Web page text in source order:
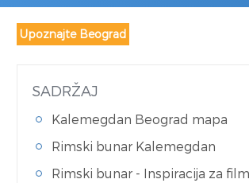
Upoznajte Beograd
SADRŽAJ
Kalemegdan Beograd mapa
Rimski bunar Kalemegdan
Rimski bunar - Inspiracija za